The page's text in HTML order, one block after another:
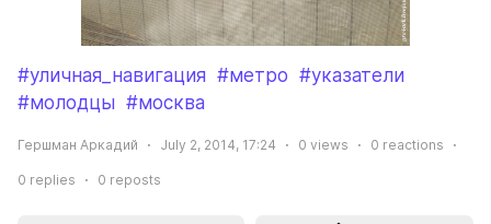
#уличная_навигация #метро #указатели
#молодцы #москва
Гершман Аркадий July 2, 2014, 17:24 0 views 0 reactions
0 replies 0 reposts